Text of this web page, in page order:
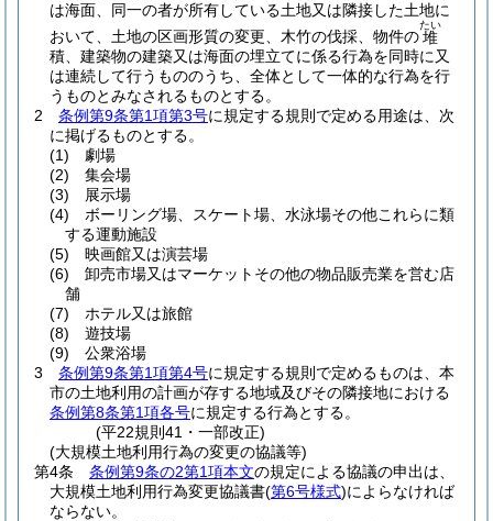
は海面、同一の者が所有している土地又は隣接した土地に
おいて、土地の区画形質の変更、木竹の伐採、物件の堆
たい
積、建築物の建築又は海面の埋立てに係る行為を同時に又
は連続して行うもののうち、全体として一体的な行為を行
うものとみなされるものとする。
2
条例第9条第1項第3号に規定する規則で定める用途は、次
に掲げるものとする。
(1)
劇場
(2)
集会場
(3)
展示場
(4)
ボーリング場、スケート場、水泳場その他これらに類
する運動施設
(5)
映画館又は演芸場
(6)
卸売市場又はマーケットその他の物品販売業を営む店
舗
(7)
ホテル又は旅館
(8)
遊技場
(9)
公衆浴場
3
条例第9条第1項第4号に規定する規則で定めるものは、本
市の土地利用の計画が存する地域及びその隣接地における
条例第8条第1項各号に規定する行為とする。
(平22規則41・一部改正)
(大規模土地利用行為の変更の協議等)
第4条
条例第9条の2第1項本文の規定による協議の申出は、
大規模土地利用行為変更協議書(第6号様式)によらなければ
ならない。